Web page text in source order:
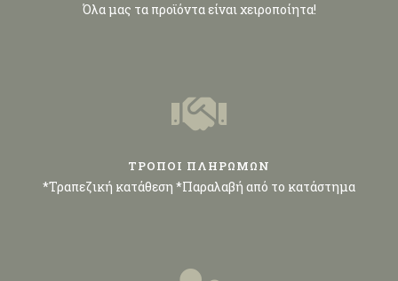
Όλα μας τα προϊόντα είναι χειροποίητα!
ΤΡΟΠΟΙ ΠΛΗΡΩΜΩΝ
*Τραπεζική κατάθεση *Παραλαβή από το κατάστημα